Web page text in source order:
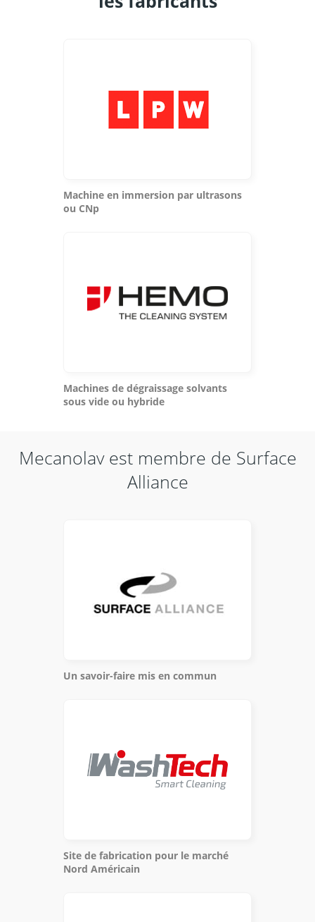
Machine en immersion par ultrasons
ou CNp
Machines de dégraissage solvants
sous vide ou hybride
Mecanolav est membre de Surface
Alliance
Un savoir-faire mis en commun
Site de fabrication pour le marché
Nord Américain